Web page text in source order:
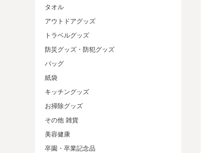
タオル
アウトドアグッズ
トラベルグッズ
防災グッズ・防犯グッズ
バッグ
紙袋
キッチングッズ
お掃除グッズ
その他 雑貨
美容健康
卒園・卒業記念品